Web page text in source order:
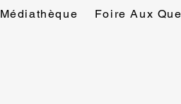
Médiathèque Foire Aux